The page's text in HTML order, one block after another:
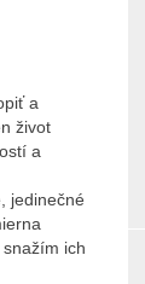
a
život
a
jedinečné
ich